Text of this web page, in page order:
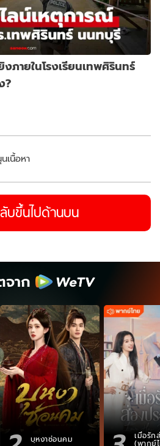
ภายในโรงเรียนเทพศิรินทร์
?
เนื้อหา
บขึ้นไปด้านบน
าก
บุหงาซ่อนคม เมื่อรัก
(พากย์